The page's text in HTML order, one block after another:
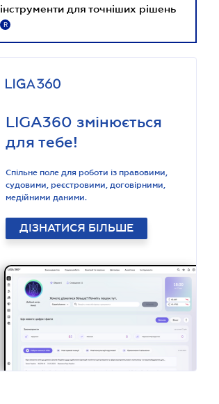
інструменти для точніших рішень
R
LIGA360 змінюється
для тебе!
Спільне поле для роботи із правовими,
судовими, реєстровими, договірними,
медійними даними.
ДІЗНАТИСЯ БІЛЬШЕ